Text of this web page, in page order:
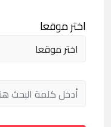
اختر موقعا